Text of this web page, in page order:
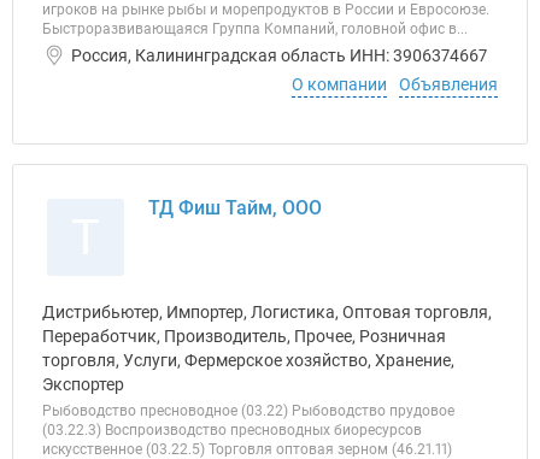
игроков на рынке рыбы и морепродуктов в России и Евросоюзе.
Быстроразвивающаяся Группа Компаний, головной офис в...
Россия, Калининградская область ИНН: 3906374667
О компании
Объявления
ТД Фиш Тайм, ООО
Дистрибьютер, Импортер, Логистика, Оптовая торговля,
Переработчик, Производитель, Прочее, Розничная
торговля, Услуги, Фермерское хозяйство, Хранение,
Экспортер
Рыбоводство пресноводное (03.22) Рыбоводство прудовое
(03.22.3) Воспроизводство пресноводных биоресурсов
искусственное (03.22.5) Торговля оптовая зерном (46.21.11)